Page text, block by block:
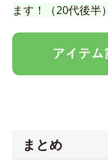
ます！（20代後半）
まとめ